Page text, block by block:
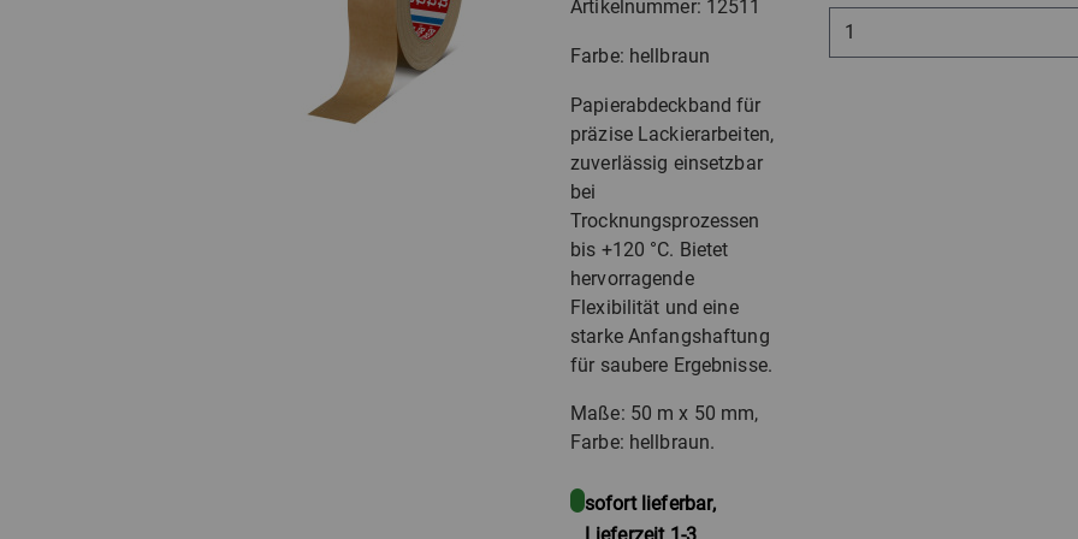
Artikelnummer: 12511
Farbe: hellbraun
Papierabdeckband für
präzise Lackierarbeiten,
zuverlässig einsetzbar
bei
Trocknungsprozessen
bis +120 °C. Bietet
hervorragende
Flexibilität und eine
starke Anfangshaftung
für saubere Ergebnisse.
Maße: 50 m x 50 mm,
Farbe: hellbraun.
sofort lieferbar,
Lieferzeit 1-3